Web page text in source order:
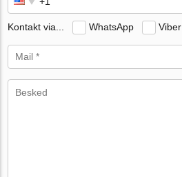
Kontakt via... WhatsApp Viber